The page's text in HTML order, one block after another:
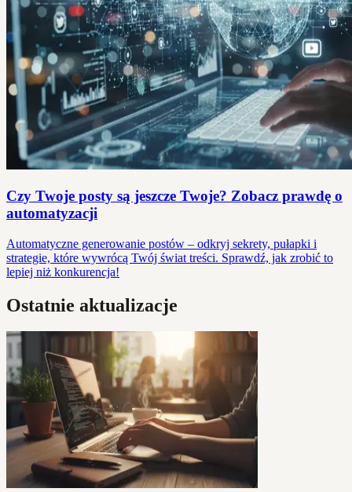
Czy Twoje posty są jeszcze Twoje? Zobacz prawdę o
automatyzacji
Automatyczne generowanie postów – odkryj sekrety, pułapki i
strategie, które wywrócą Twój świat treści. Sprawdź, jak zrobić to
lepiej niż konkurencja!
Ostatnie aktualizacje